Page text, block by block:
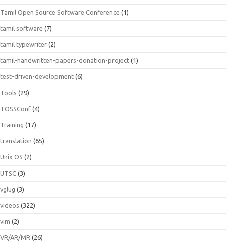
Tamil Open Source Software Conference (1)
tamil software (7)
tamil typewriter (2)
tamil-handwritten-papers-donation-project (1)
test-driven-development (6)
Tools (29)
TOSSConf (4)
Training (17)
translation (65)
Unix OS (2)
UTSC (3)
vglug (3)
videos (322)
vim (2)
VR/AR/MR (26)